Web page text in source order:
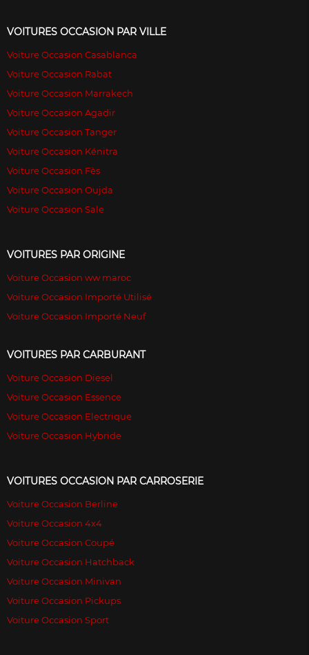
VOITURES OCCASION PAR VILLE
Voiture Occasion Casablanca
Voiture Occasion Rabat
Voiture Occasion Marrakech
Voiture Occasion Agadir
Voiture Occasion Tanger
Voiture Occasion Kénitra
Voiture Occasion Fès
Voiture Occasion Oujda
Voiture Occasion Sale
VOITURES PAR ORIGINE
Voiture Occasion ww maroc
Voiture Occasion Importé Utilisé
Voiture Occasion Importé Neuf
VOITURES PAR CARBURANT
Voiture Occasion Diesel
Voiture Occasion Essence
Voiture Occasion Electrique
Voiture Occasion Hybride
VOITURES OCCASION PAR CARROSERIE
Voiture Occasion Berline
Voiture Occasion 4x4
Voiture Occasion Coupé
Voiture Occasion Hatchback
Voiture Occasion Minivan
Voiture Occasion Pickups
Voiture Occasion Sport